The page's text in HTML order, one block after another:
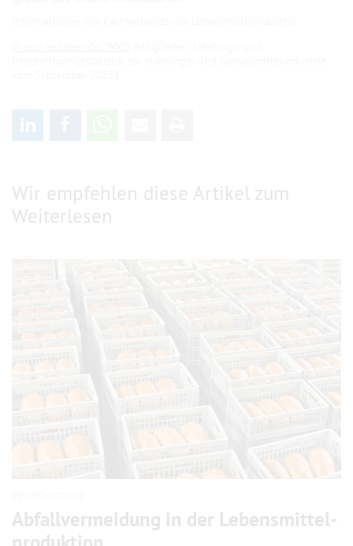
Wir empfehlen diese Artikel zum
Weiterlesen
Abfallvermeidung in der Lebensmittel­